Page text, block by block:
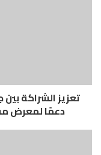
خاصة
طريق
تعزيز الشراكة
دعمًا لمعرض